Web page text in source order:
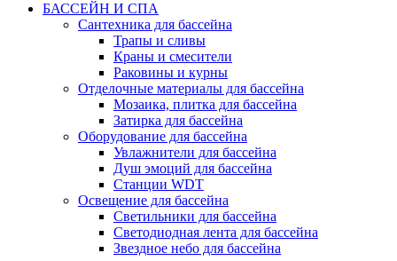
БАССЕЙН И СПА
Сантехника для бассейна
Трапы и сливы
Краны и смесители
Раковины и курны
Отделочные материалы для бассейна
Мозаика, плитка для бассейна
Затирка для бассейна
Оборудование для бассейна
Увлажнители для бассейна
Душ эмоций для бассейна
Станции WDT
Освещение для бассейна
Светильники для бассейна
Светодиодная лента для бассейна
Звездное небо для бассейна